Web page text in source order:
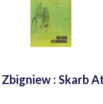
: Skarb